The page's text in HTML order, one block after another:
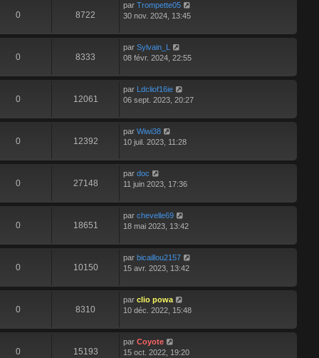
0 8722
par Trompette05
30 nov. 2024, 13:45
0 8333
par Sylvain_L
08 févr. 2024, 22:55
0 12061
par Ldcliof16ie
06 sept. 2023, 20:27
0 12392
par Wiwi38
10 juil. 2023, 11:28
0 27148
par doc
11 juin 2023, 17:36
0 18651
par chevelle69
18 mai 2023, 13:42
0 10150
par bicaillou2157
15 avr. 2023, 13:42
0 8310
par clio powa
10 déc. 2022, 15:48
0 15193
par Coyote
15 oct. 2022, 19:20